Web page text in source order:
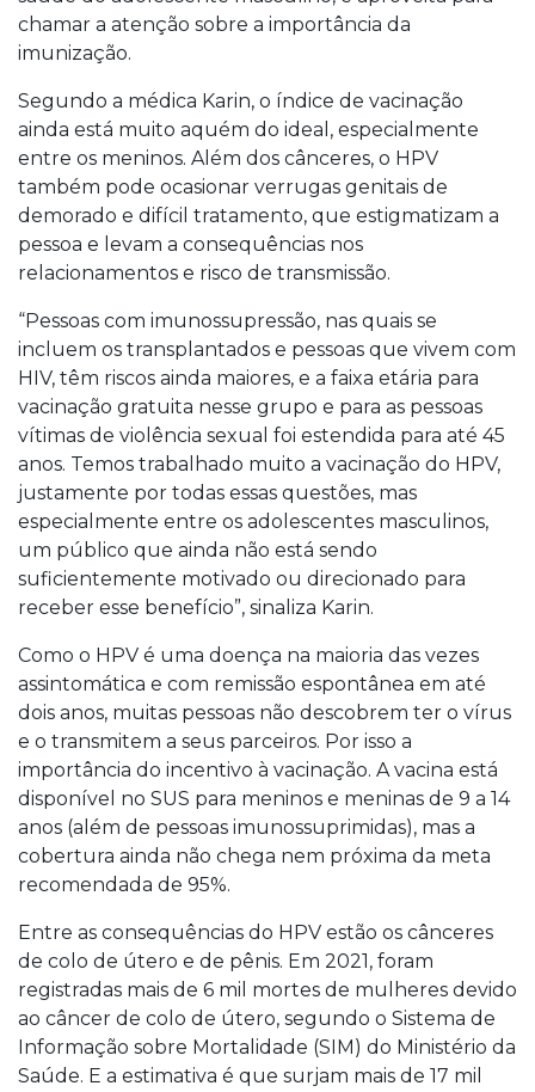
chamar a atenção sobre a importância da
imunização.
Segundo a médica Karin, o índice de vacinação
ainda está muito aquém do ideal, especialmente
entre os meninos. Além dos cânceres, o HPV
também pode ocasionar verrugas genitais de
demorado e difícil tratamento, que estigmatizam a
pessoa e levam a consequências nos
relacionamentos e risco de transmissão.
“Pessoas com imunossupressão, nas quais se
incluem os transplantados e pessoas que vivem com
HIV, têm riscos ainda maiores, e a faixa etária para
vacinação gratuita nesse grupo e para as pessoas
vítimas de violência sexual foi estendida para até 45
anos. Temos trabalhado muito a vacinação do HPV,
justamente por todas essas questões, mas
especialmente entre os adolescentes masculinos,
um público que ainda não está sendo
suficientemente motivado ou direcionado para
receber esse benefício”, sinaliza Karin.
Como o HPV é uma doença na maioria das vezes
assintomática e com remissão espontânea em até
dois anos, muitas pessoas não descobrem ter o vírus
e o transmitem a seus parceiros. Por isso a
importância do incentivo à vacinação. A vacina está
disponível no SUS para meninos e meninas de 9 a 14
anos (além de pessoas imunossuprimidas), mas a
cobertura ainda não chega nem próxima da meta
recomendada de 95%.
Entre as consequências do HPV estão os cânceres
de colo de útero e de pênis. Em 2021, foram
registradas mais de 6 mil mortes de mulheres devido
ao câncer de colo de útero, segundo o Sistema de
Informação sobre Mortalidade (SIM) do Ministério da
Saúde. E a estimativa é que surjam mais de 17 mil